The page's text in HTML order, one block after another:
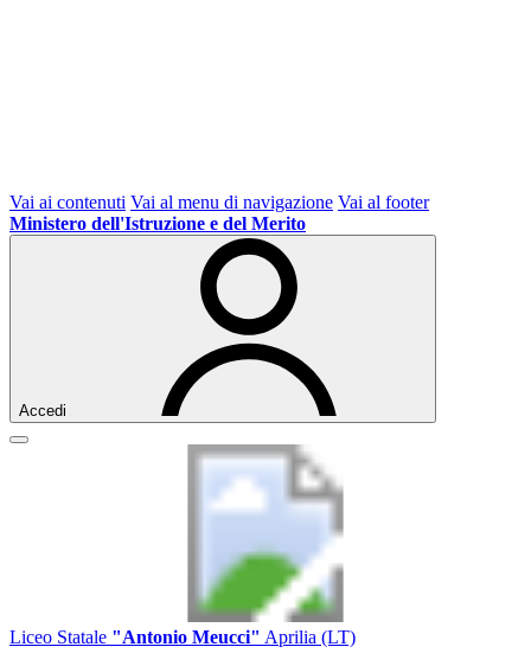
Vai ai contenuti Vai al menu di navigazione Vai al footer
Ministero dell'Istruzione e del Merito
Accedi
Liceo Statale "Antonio Meucci" Aprilia (LT)